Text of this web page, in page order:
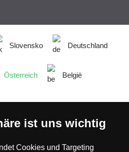
Slovensko Deutschland
Österreich België
ist uns wichtig
Cookies und Targeting